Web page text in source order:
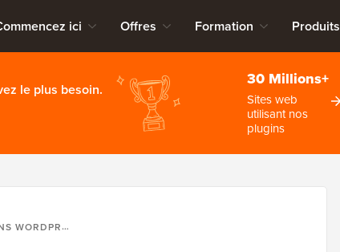
ici Offres Formation Produits
le plus besoin.
30 Millions+
Sites web
utilisant nos
plugins
POUR CHAQUE SITE WEB EN 2026